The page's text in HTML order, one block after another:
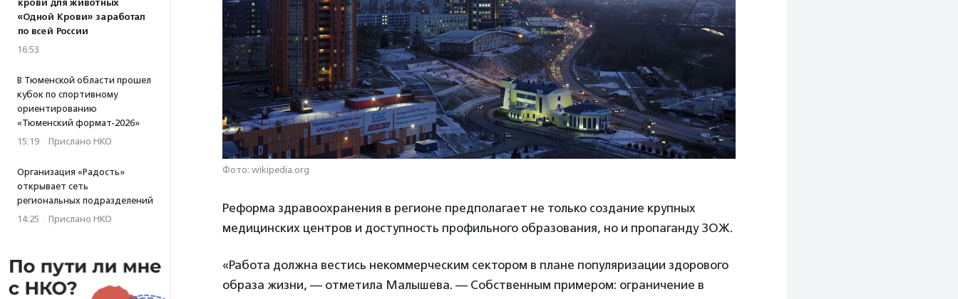
крови для животных
«Одной Крови» заработал
по всей России
16:53
В Тюменской области прошел
кубок по спортивному
ориентированию
«Тюменский формат-2026»
15:19 · Прислано НКО
Организация «Радость»
открывает сеть
региональных подразделений
14:25 · Прислано НКО
Фото: wikipedia.org
Реформа здравоохранения в регионе предполагает не только создание крупных
медицинских центров и доступность профильного образования, но и пропаганду ЗОЖ.
«Работа должна вестись некоммерческим сектором в плане популяризации здорового
образа жизни, — отметила Малышева. — Собственным примером: ограничение в